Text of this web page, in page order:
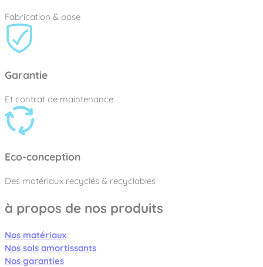
Fabrication & pose
Garantie
Et contrat de maintenance
Eco-conception
Des matériaux recyclés & recyclables
à propos de nos produits
Nos matériaux
Nos sols amortissants
Nos garanties